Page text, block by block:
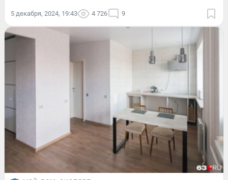
5 декабря, 2024, 19:43 4 726 9